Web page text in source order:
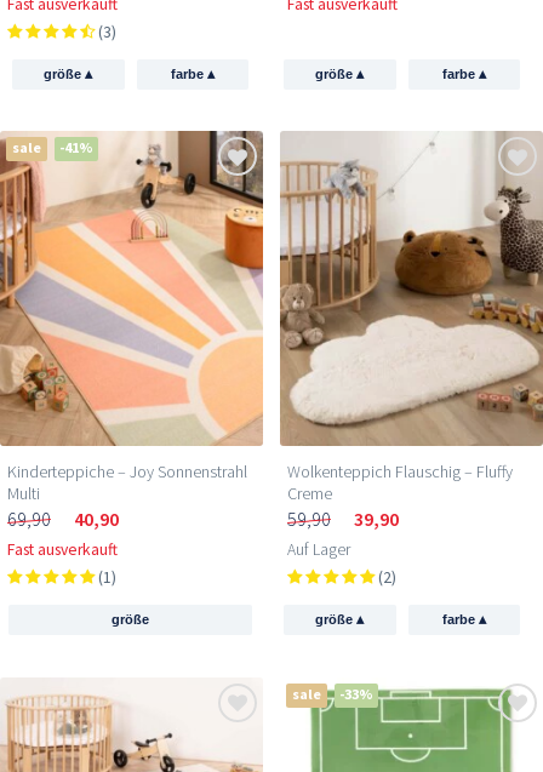
(3)
größe▴ farbe ▴ größe▴ farbe ▴
sale -41%
Kinderteppiche – Joy Sonnenstrahl
Multi
69,90 40,90
Fast ausverkauft
(1)
größe
Wolkenteppich Flauschig – Fluffy
Creme
59,90 39,90
Auf Lager
(2)
größe▴ farbe ▴
sale -33%